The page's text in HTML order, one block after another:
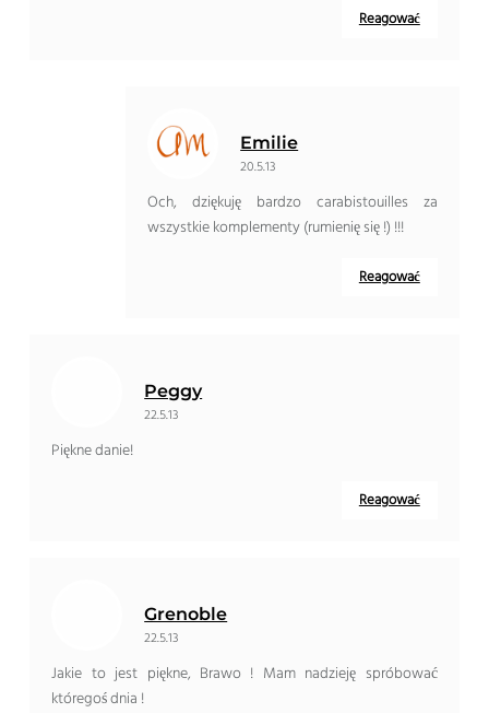
Reagować
Emilie
20.5.13
Och, dziękuję bardzo carabistouilles za
wszystkie komplementy (rumienię się !) !!!
Reagować
Peggy
22.5.13
Piękne danie!
Reagować
Grenoble
22.5.13
Jakie to jest piękne, Brawo ! Mam nadzieję spróbować
któregoś dnia !